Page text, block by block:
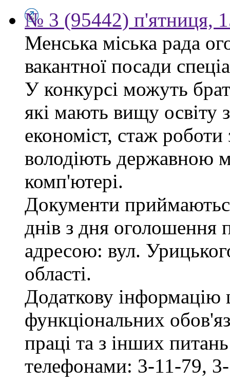
№ 3 (95442) п'ятниця,
Менська міська рада
вакантної посади
У конкурсі можуть
які мають вищу освіту
економіст, стаж
володіють державною
комп'ютері.
Документи
днів з дня оголошення
адресою: вул.
області.
Додаткову
функціональних
праці та з інших
телефонами: 3-11-79,